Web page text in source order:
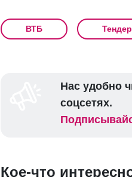
ВТБ
Нас удобно
соцсетях.
Кое-что